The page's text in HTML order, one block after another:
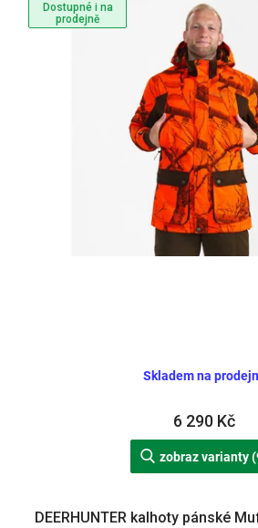
Dostupné i na
prodejně
Skladem na
6 290 Kč
zobraz varianty
DEERHUNTER kalhoty pánské